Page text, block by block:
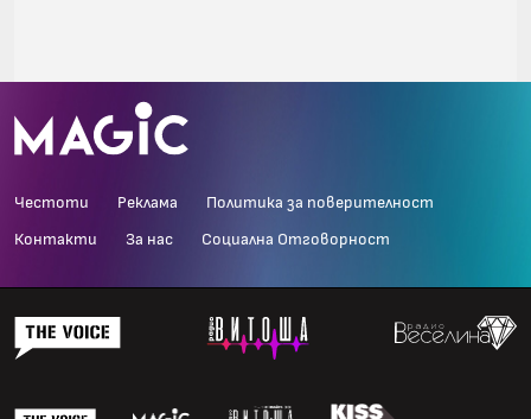
Честоти Реклама Политика за поверителност
Контакти За нас Социална Отговорност